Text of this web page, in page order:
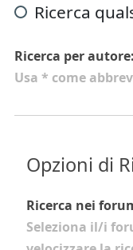
Ricerca
Ricerca per autore:
Usa * come
Opzioni di
Ricerca nei
Seleziona il/i